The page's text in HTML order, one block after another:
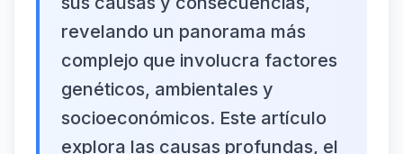
revelando un panorama más
complejo que involucra factores
genéticos, ambientales y
socioeconómicos. Este artículo
explora las causas profundas, el